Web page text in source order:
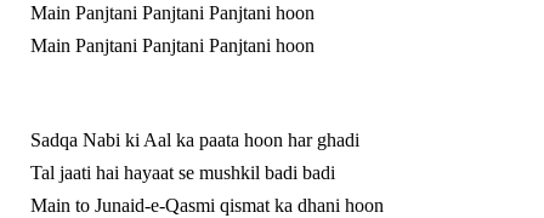
Main Panjtani Panjtani Panjtani hoon
Main Panjtani Panjtani Panjtani hoon
Sadqa Nabi ki Aal ka paata hoon har ghadi
Tal jaati hai hayaat se mushkil badi badi
Main to Junaid-e-Qasmi qismat ka dhani hoon